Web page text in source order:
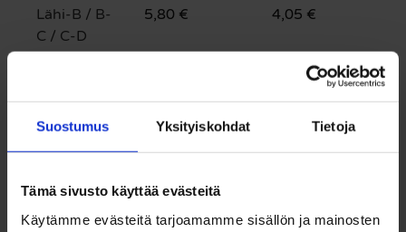
Suostumus Yksityiskohdat Tietoja
Tämä sivusto käyttää evästeitä
Käytämme evästeitä tarjoamamme sisällön ja mainosten
Lähi-B / B-
C / C-D
5,80 € 4,05 €
6,25 €